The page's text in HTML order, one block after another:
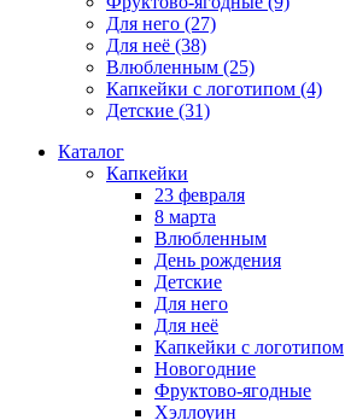
Для него (27)
Для неё (38)
Влюбленным (25)
Капкейки с логотипом (4)
Детские (31)
Каталог
Капкейки
23 февраля
8 марта
Влюбленным
День рождения
Детские
Для него
Для неё
Капкейки с логотипом
Новогодние
Фруктово-ягодные
Хэллоуин